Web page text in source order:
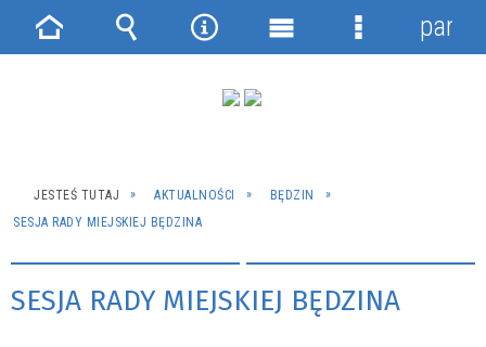
JESTEŚ TUTAJ AKTUALNOŚCI
BĘDZIN
SESJA RADY MIEJSKIEJ BĘDZINA
SESJA RADY MIEJSKIEJ BĘDZINA
Strona Wyszukiwarka
NarzędziaMenu
Menu
panel